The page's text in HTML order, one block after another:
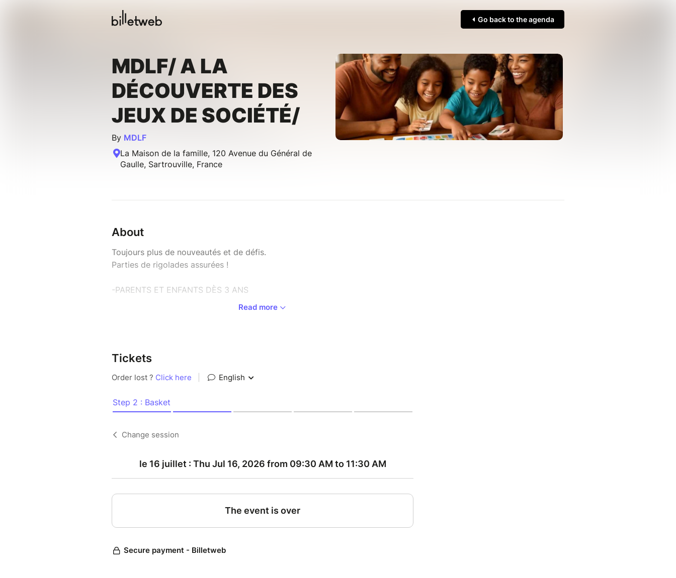
Go back to the agenda
MDLF/ A LA
DÉCOUVERTE DES
JEUX DE SOCIÉTÉ/
By MDLF
La Maison de la famille, 120 Avenue du Général de
Gaulle, Sartrouville, France
About
Toujours plus de nouveautés et de défis.
Parties de rigolades assurées !
-PARENTS ET ENFANTS DÈS 3 ANS
- Gratuit sur inscription;
- Avec Wilbox.
Tous les enfants doivent obligatoirement être accompagnés d’un adulte de la
famille durant toute la durée de l’atelier.
Read more
Tickets